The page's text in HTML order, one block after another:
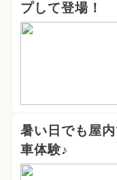
2024年2月のイ
2024年6月の
2025年4月のイ
2025年1月のイ
2025年5月のイ
プして登場！
暑い日でも屋
車体験♪